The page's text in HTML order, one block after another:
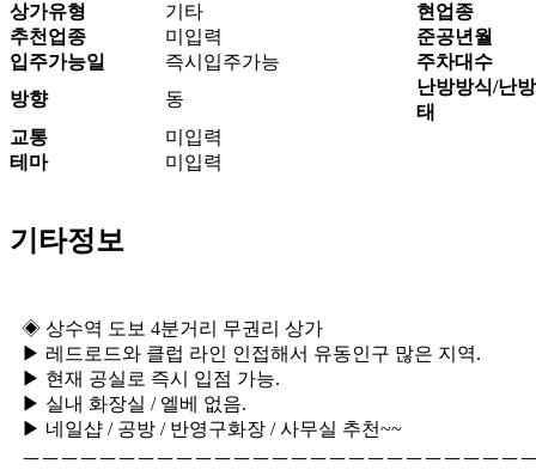
상가유형 기타
현업종
추천업종
미입력
준공년월
입주가능일
즉시입주가능
주차대수
방향
동
난방방식/난
태
교통
미입력
테마
미입력
기타정보
◈ 상수역 도보 4분거리 무권리 상가
▶ 레드로드와 클럽 라인 인접해서 유동인구 많은 지역.
▶ 현재 공실로 즉시 입점 가능.
▶ 실내 화장실 / 엘베 없음.
▶ 네일샵 / 공방 / 반영구화장 / 사무실 추천~~
ㅡㅡㅡㅡㅡㅡㅡㅡㅡㅡㅡㅡㅡㅡㅡㅡㅡㅡㅡㅡㅡㅡㅡㅡㅡㅡ